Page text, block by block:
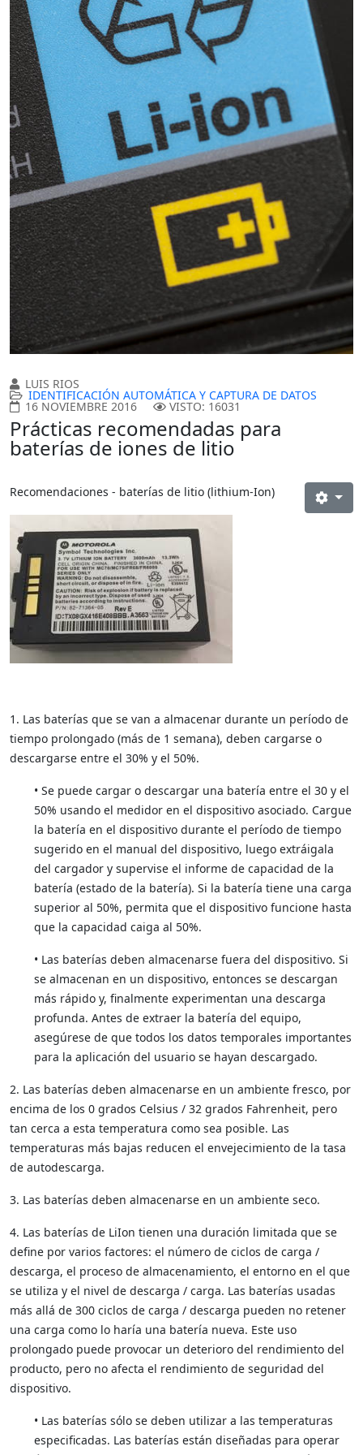
LUIS RIOS
IDENTIFICACIÓN AUTOMÁTICA Y CAPTURA DE DATOS
16 NOVIEMBRE 2016 VISTO: 16031
Prácticas recomendadas para
baterías de iones de litio
Recomendaciones - baterías de litio (lithium-Ion)
1. Las baterías que se van a almacenar durante un período de
tiempo prolongado (más de 1 semana), deben cargarse o
descargarse entre el 30% y el 50%.
• Se puede cargar o descargar una batería entre el 30 y el
50% usando el medidor en el dispositivo asociado. Cargue
la batería en el dispositivo durante el período de tiempo
sugerido en el manual del dispositivo, luego extráigala
del cargador y supervise el informe de capacidad de la
batería (estado de la batería). Si la batería tiene una carga
superior al 50%, permita que el dispositivo funcione hasta
que la capacidad caiga al 50%.
• Las baterías deben almacenarse fuera del dispositivo. Si
se almacenan en un dispositivo, entonces se descargan
más rápido y, finalmente experimentan una descarga
profunda. Antes de extraer la batería del equipo,
asegúrese de que todos los datos temporales importantes
para la aplicación del usuario se hayan descargado.
2. Las baterías deben almacenarse en un ambiente fresco, por
encima de los 0 grados Celsius / 32 grados Fahrenheit, pero
tan cerca a esta temperatura como sea posible. Las
temperaturas más bajas reducen el envejecimiento de la tasa
de autodescarga.
3. Las baterías deben almacenarse en un ambiente seco.
4. Las baterías de LiIon tienen una duración limitada que se
define por varios factores: el número de ciclos de carga /
descarga, el proceso de almacenamiento, el entorno en el que
se utiliza y el nivel de descarga / carga. Las baterías usadas
más allá de 300 ciclos de carga / descarga pueden no retener
una carga como lo haría una batería nueva. Este uso
prolongado puede provocar un deterioro del rendimiento del
producto, pero no afecta el rendimiento de seguridad del
dispositivo.
• Las baterías sólo se deben utilizar a las temperaturas
especificadas. Las baterías están diseñadas para operar